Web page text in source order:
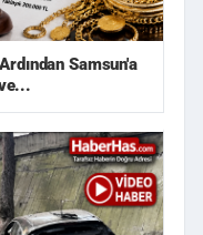
Samsun'a